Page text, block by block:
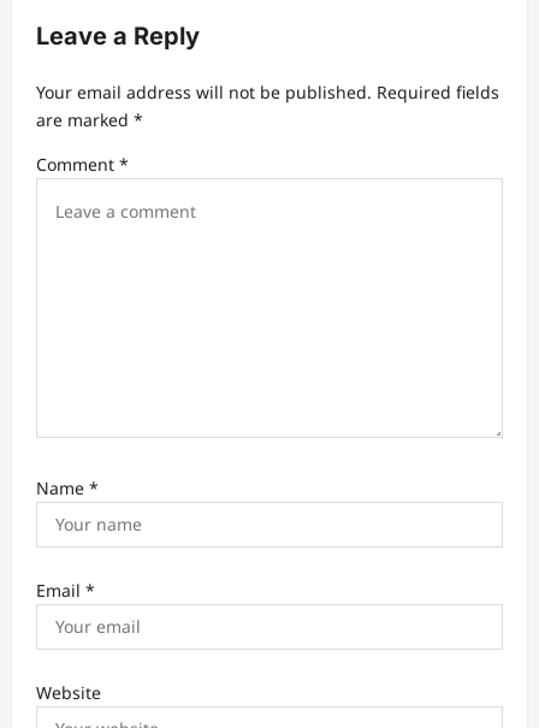
Leave a Reply
Your email address will not be published. Required fields
are marked *
Comment *
Name *
Email *
Website